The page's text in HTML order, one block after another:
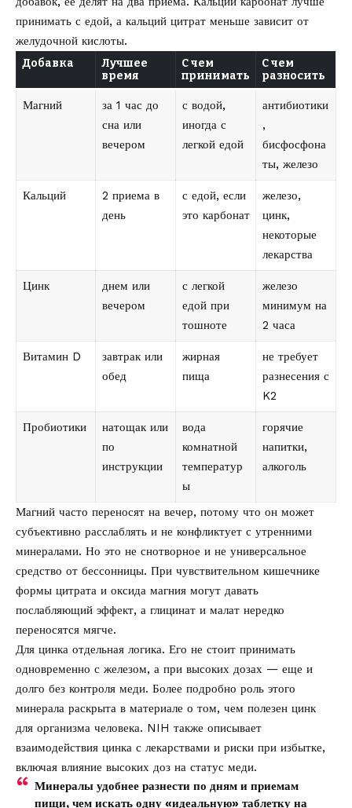
принимать с едой, а кальций цитрат меньше зависит от
желудочной кислоты.
Добавка
Лучшее
время
С чем
принимать
С чем
разносить
Магний
за 1 час до
сна или
вечером
с водой,
иногда с
легкой едой
антибиотики
,
бисфосфона
ты, железо
Кальций
2 приема в
день
с едой, если
это карбонат
железо,
цинк,
некоторые
лекарства
Цинк
днем или
вечером
с легкой
едой при
тошноте
железо
минимум на
2 часа
Витамин D
завтрак или
обед
жирная
пища
не требует
разнесения с
K2
Пробиотики
натощак или
по
инструкции
вода
комнатной
температур
ы
горячие
напитки,
алкоголь
Магний часто переносят на вечер, потому что он может
субъективно расслаблять и не конфликтует с утренними
минералами. Но это не снотворное и не универсальное
средство от бессонницы. При чувствительном кишечнике
формы цитрата и оксида магния могут давать
послабляющий эффект, а глицинат и малат нередко
переносятся мягче.
Для цинка отдельная логика. Его не стоит принимать
одновременно с железом, а при высоких дозах — еще и
долго без контроля меди. Более подробно роль этого
минерала раскрыта в материале о том, чем полезен цинк
для организма человека. NIH также описывает
взаимодействия цинка с лекарствами и риски при избытке,
включая влияние высоких доз на статус меди.
Минералы удобнее разнести по дням и приемам
пищи, чем искать одну «идеальную» таблетку на